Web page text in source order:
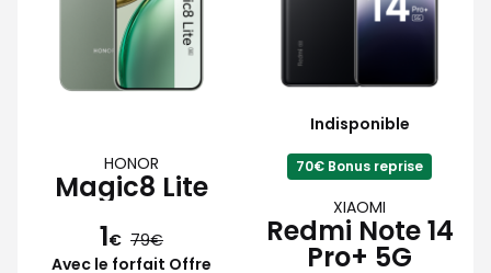
HONOR
Magic8 Lite
1€ 79
Avec le forfait Offre
Indisponible
70€ Bonus reprise
XIAOMI
Redmi Note 14
Pro+ 5G